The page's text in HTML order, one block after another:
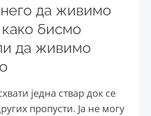
да живимо
бисмо
да живимо
једна ствар док се
пропусти. Ја не могу